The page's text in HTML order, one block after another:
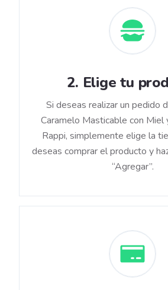
2. Elige tu
Si deseas realizar un pedido
Caramelo Masticable con Miel
Rappi, simplemente elige la
deseas comprar el producto y
“Agregar”.